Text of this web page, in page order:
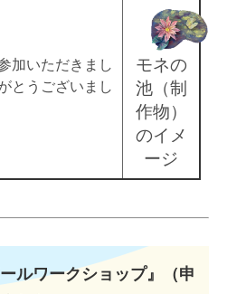
加いただきまし
とうございまし
モネの
池（制
作物）
のイメ
ージ
ルワークショップ』（申